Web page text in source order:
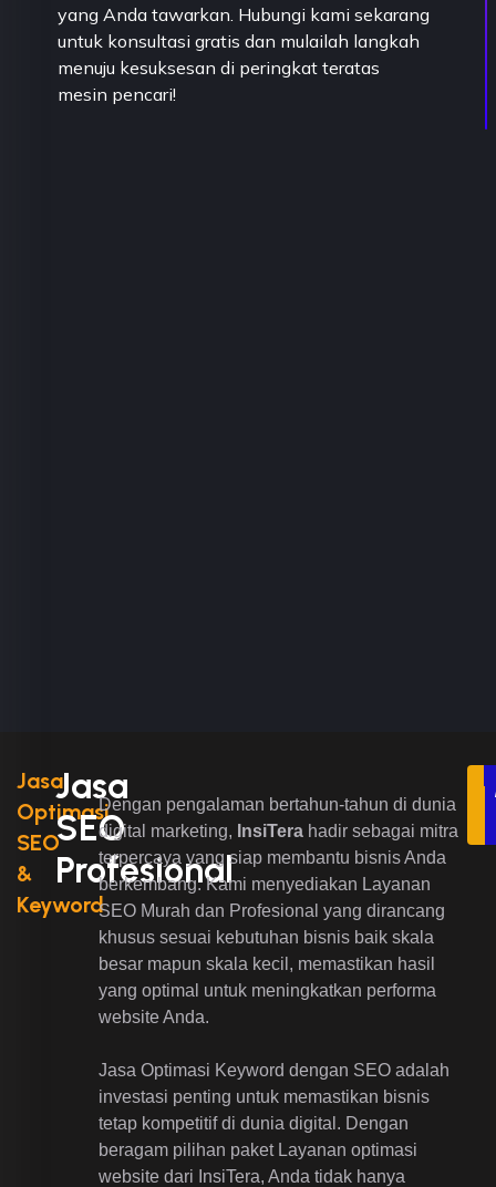
yang Anda tawarkan. Hubungi kami sekarang
untuk konsultasi gratis dan mulailah langkah
menuju kesuksesan di peringkat teratas
mesin pencari!
Jasa
Optimasi
SEO
&
Keyword
Jasa
SEO
Profesional
Dengan pengalaman bertahun-tahun di dunia
digital marketing, InsiTera hadir sebagai mitra
terpercaya yang siap membantu bisnis Anda
berkembang. Kami menyediakan Layanan
SEO Murah dan Profesional yang dirancang
khusus sesuai kebutuhan bisnis baik skala
besar mapun skala kecil, memastikan hasil
yang optimal untuk meningkatkan performa
website Anda.
Jasa Optimasi Keyword dengan SEO adalah
investasi penting untuk memastikan bisnis
tetap kompetitif di dunia digital. Dengan
beragam pilihan paket Layanan optimasi
website dari InsiTera, Anda tidak hanya